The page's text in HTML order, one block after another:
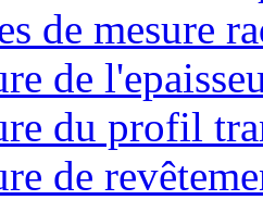
de mesure
de
du profil
de